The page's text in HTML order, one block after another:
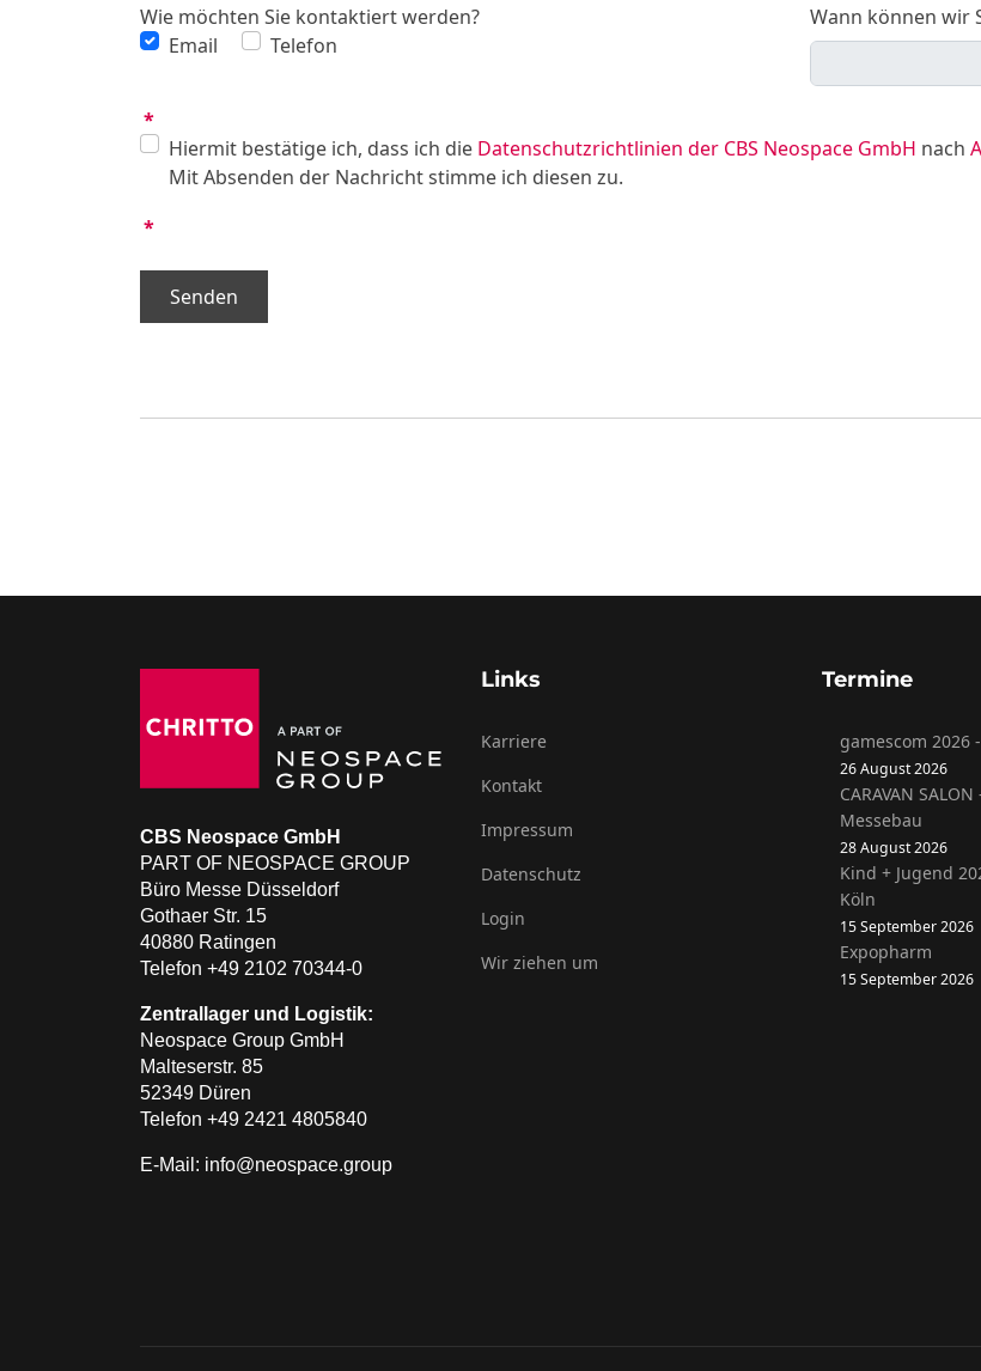
Wie möchten Sie kontaktiert werden?
Email
Telefon
Wann können wir
*
Hiermit bestätige ich, dass ich die Datenschutzrichtlinien der CBS Neospace GmbH nach
Mit Absenden der Nachricht stimme ich diesen zu.
*
Senden
CBS Neospace GmbH
PART OF NEOSPACE GROUP
Büro Messe Düsseldorf
Gothaer Str. 15
40880 Ratingen
Telefon +49 2102 70344-0
Zentrallager und Logistik:
Neospace Group GmbH
Malteserstr. 85
52349 Düren
Telefon +49 2421 4805840
E-Mail: info@neospace.group
Links
Karriere
Kontakt
Impressum
Datenschutz
Login
Wir ziehen um
Termine
gamescom 2026
26 August 2026
CARAVAN
Messebau
28 August 2026
Kind + Jugend
Köln
15 September 2026
Expopharm
15 September 2026